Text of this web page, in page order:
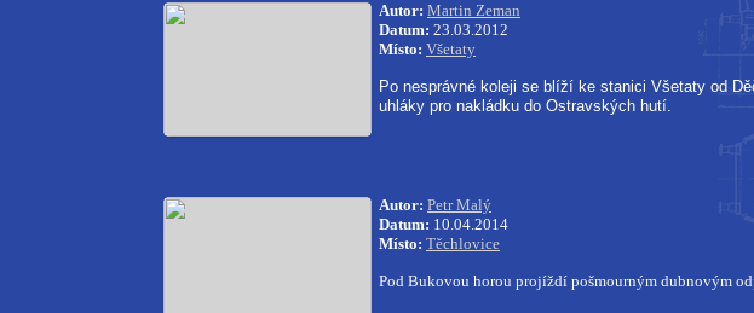
Autor: Martin Zeman
Datum: 23.03.2012
Místo: Všetaty
Po nesprávné koleji se blíží ke stanici Všetaty od
uhláky pro nakládku do Ostravských hutí.
Autor: Petr Malý
Datum: 10.04.2014
Místo: Těchlovice
Pod Bukovou horou projíždí pošmourným dubnovým